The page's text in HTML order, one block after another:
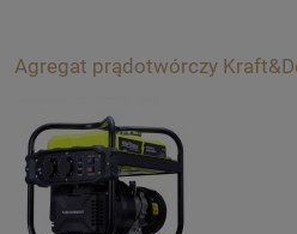
Agregat prądotwórczy